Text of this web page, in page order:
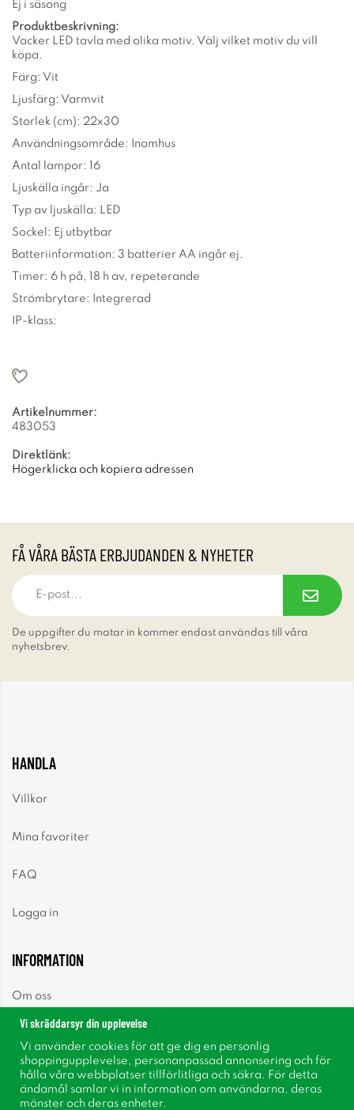
Ej i säsong
Produktbeskrivning:
Vacker LED tavla med olika motiv. Välj vilket motiv du vill
köpa.
Färg: Vit
Ljusfärg: Varmvit
Storlek (cm): 22x30
Användningsområde: Inomhus
Antal lampor: 16
Ljuskälla ingår: Ja
Typ av ljuskälla: LED
Sockel: Ej utbytbar
Batteriinformation: 3 batterier AA ingår ej.
Timer: 6 h på, 18 h av, repeterande
Strömbrytare: Integrerad
IP-klass:
Artikelnummer:
483053
Direktlänk:
Högerklicka och kopiera adressen
FÅ VÅRA BÄSTA ERBJUDANDEN & NYHETER
De uppgifter du matar in kommer endast användas till våra
nyhetsbrev.
HANDLA
Villkor
Mina favoriter
FAQ
Logga in
INFORMATION
Om oss
Nyhetsbrev
Vi skräddarsyr din upplevelse
Vi använder cookies för att ge dig en personlig
shoppingupplevelse, personanpassad annonsering och för
hålla våra webbplatser tillförlitliga och säkra. För detta
ändamål samlar vi in information om användarna, deras
mönster och deras enheter.